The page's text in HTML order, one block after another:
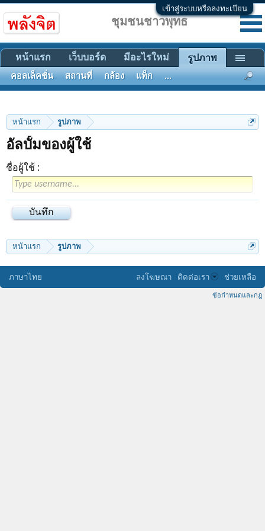
เข้าสู่ระบบหรือลงทะเบียน
หน้าแรก รูปภาพ
อัลบั้มของผู้ใช้
ชื่อผู้ใช้ :
หน้าแรก รูปภาพ
ชุมชนชาวพุทธ
หน้าแรก เว็บบอร์ด มีอะไรใหม่ รูปภาพ
คอลเล็คชั่น สถานที่ กล้อง แท็ก ...
ภาษาไทย ลงโฆษณา ติดต่อเรา ช่วยเหลือ
ข้อกำหนดและกฎ